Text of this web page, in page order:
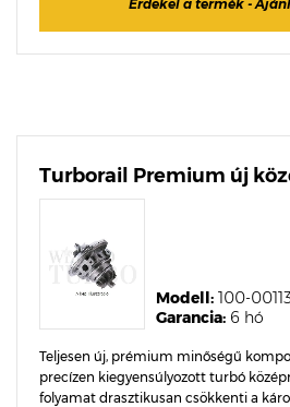
Érdekel a termék -
Turborail Premium új
Garancia: 6 hó
Modell: 100-
Teljesen új, prémium minőségű
precízen kiegyensúlyozott turbó
folyamat drasztikusan csökkenti a